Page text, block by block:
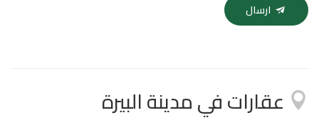
ارسال
عقارات في مدينة البيرة